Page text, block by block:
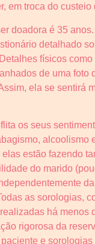
em troca do custeio
doadora é 35
detalhado
físicos
de uma foto
ela se sentirá
os seus
alcoolismo
estão fazendo
do marido
as sorologias,
há menos
rigorosa da
e